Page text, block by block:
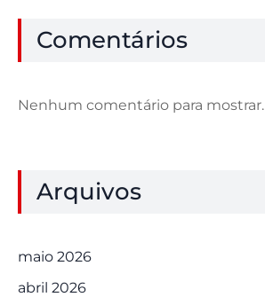
Comentários
Nenhum comentário para mostrar.
Arquivos
maio 2026
abril 2026